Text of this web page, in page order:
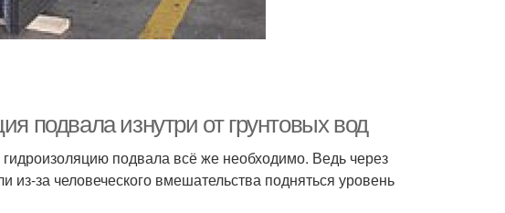
подвала изнутри от грунтовых вод
подвала всё же необходимо. Ведь через
из-за человеческого вмешательства подняться уровень